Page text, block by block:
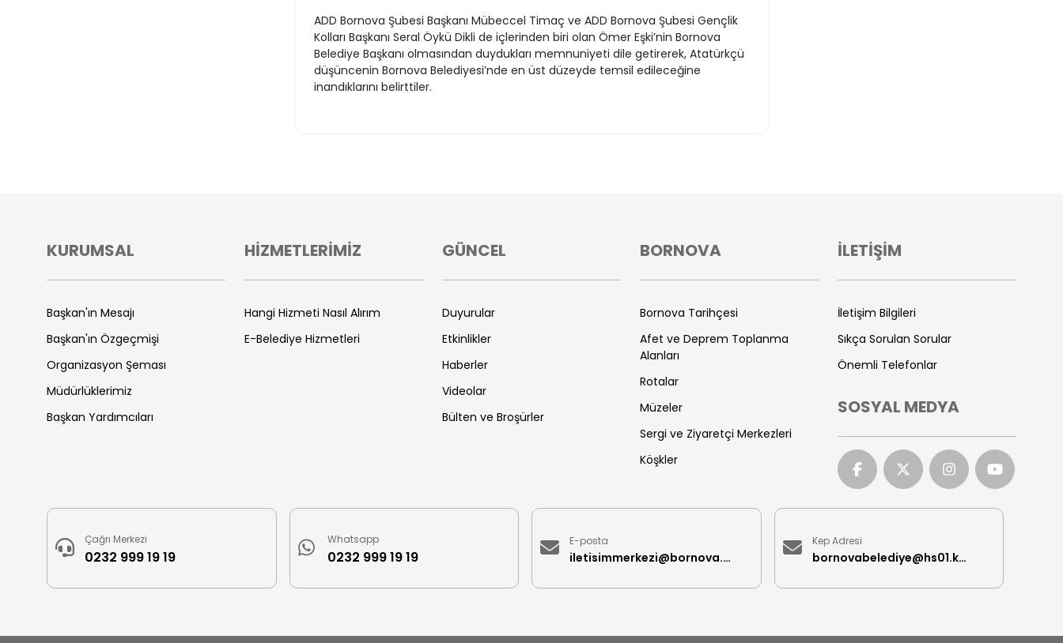
ADD Bornova Şubesi Başkanı Mübeccel Timaç ve ADD Bornova Şubesi Gençlik
Kolları Başkanı Seral Öykü Dikli de içlerinden biri olan Ömer Eşki’nin Bornova
Belediye Başkanı olmasından duydukları memnuniyeti dile getirerek, Atatürkçü
düşüncenin Bornova Belediyesi’nde en üst düzeyde temsil edileceğine
inandıklarını belirttiler.
KURUMSAL
Başkan'ın Mesajı
Başkan'ın Özgeçmişi
Organizasyon Şeması
Müdürlüklerimiz
Başkan Yardımcıları
HİZMETLERİMİZ
Hangi Hizmeti Nasıl Alırım
E-Belediye Hizmetleri
GÜNCEL
Duyurular
Etkinlikler
Haberler
Videolar
Bülten ve Broşürler
BORNOVA
Bornova Tarihçesi
Afet ve Deprem Toplanma
Alanları
Rotalar
Müzeler
Sergi ve Ziyaretçi Merkezleri
Köşkler
İLETİŞİM
İletişim Bilgileri
Sıkça Sorulan Sorular
Önemli Telefonlar
SOSYAL MEDYA
Çağrı Merkezi
0232 999 19 19
Whatsapp
0232 999 19 19
E-posta
iletisimmerkezi@bornova.bel.tr
Kep Adresi
bornovabelediye@hs01.kep.tr